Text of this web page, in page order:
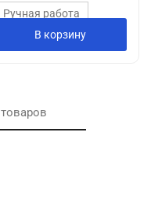
Ручная работа
В корзину
товаров